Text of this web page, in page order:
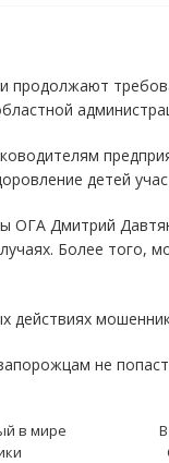
продолжают
детей
ОГА Дмитрий
Более того,
действиях
не
в мире